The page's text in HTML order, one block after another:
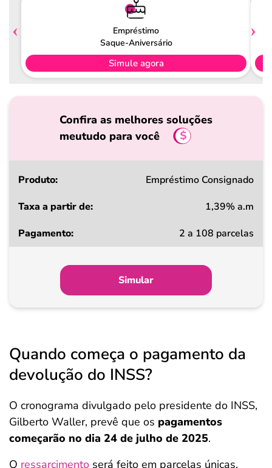
Empréstimo
Saque-Aniversário
Simule agora
Confira as melhores soluções
meutudo para você
Produto
a
Pagamento
Empréstimo Consignado
1,39% a.m
2 a 108 parcelas
Simular
Quando começa o pagamento da
devolução do INSS?
O cronograma divulgado pelo presidente do INSS,
Gilberto Waller, prevê que os pagamentos
começarão no dia 24 de julho de 2025.
O ressarcimento será feito em parcelas únicas,